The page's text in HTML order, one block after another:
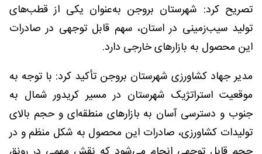
تصریح کرد: شهرستان بروجن به‌عنوان یکی از قطب‌های
تولید سیب‌زمینی در استان، سهم قابل توجهی در صادرات
این محصول به بازارهای خارجی دارد.
مدیر جهاد کشاورزی شهرستان بروجن تأکید کرد: با توجه به
موقعیت استراتژیک شهرستان در مسیر کریدور شمال به
جنوب و دسترسی آسان به بازارهای منطقه‌ای و حجم بالای
تولیدات کشاورزی، صادرات این محصول به شکل منظم و در